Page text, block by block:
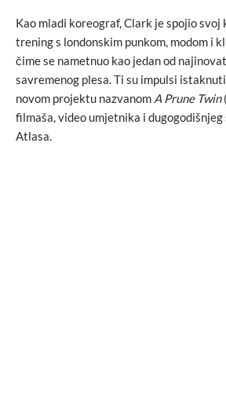
Kao mladi koreograf, Clark je spojio
trening s londonskim punkom, modom i
čime se nametnuo kao jedan od
savremenog plesa. Ti su impulsi
novom projektu nazvanom A Prune Twin
filmaša, video umjetnika i
Atlasa.